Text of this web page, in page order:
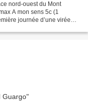
nord-ouest du Mont
A mon sens 5c (1
journée d’une virée